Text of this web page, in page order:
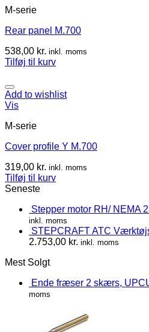
M-serie
Rear panel M.700
538,00 kr. inkl. moms
Tilføj til kurv
Add to wishlist
Vis
M-serie
Cover profile Y M.700
319,00 kr. inkl. moms
Tilføj til kurv
Seneste
Stepper motor RH/ NEMA
inkl. moms
STEPCRAFT ATC
2.753,00 kr. inkl. moms
Mest Solgt
Ende fræser 2 skærs,
moms